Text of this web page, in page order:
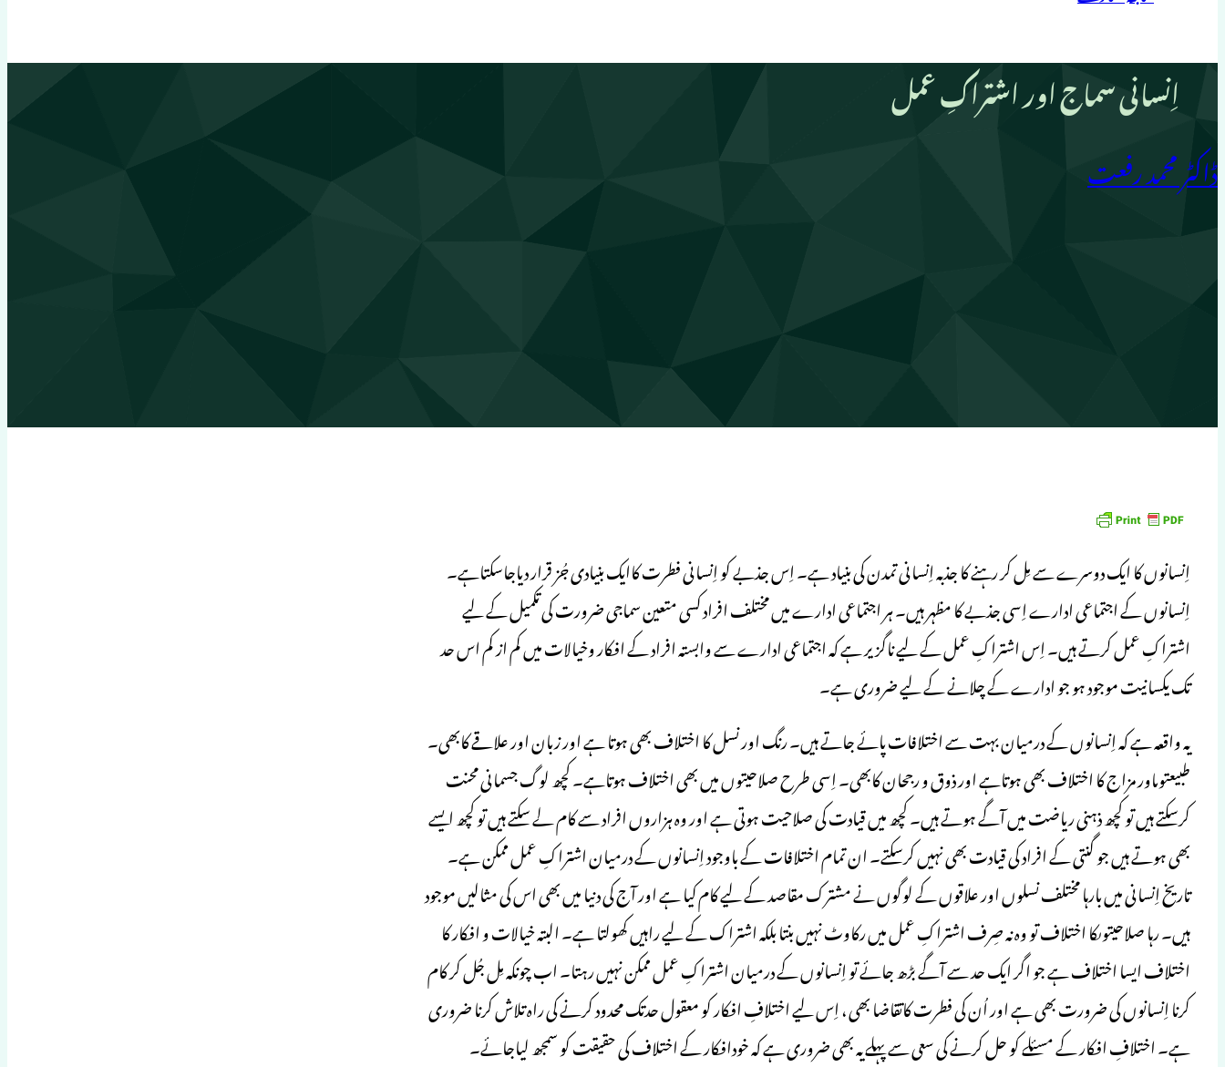
اِنسانی سماج اور اشتراکِ عمل
ڈاکٹر محمد رفعت
اِنسانوں کا ایک دوسرے سے مِل کر رہنے کا جذبہ اِنسانی تمدن کی بنیاد ہے۔ اِس جذبے کو اِنسانی فطرت کاایک بنیادی جُز قرار دیاجاسکتاہے۔
اِنسانوں کے اجتماعی ادارے اِسی جذبے کا مظہر ہیں۔ ہر اجتماعی ادارے میں مختلف افراد کسی متعین سماجی ضرورت کی تکمیل کے لیے
اشتراکِ عمل کرتے ہیں۔ اِس اشتراکِ عمل کے لیے ناگزیر ہے کہ اجتماعی ادارے سے وابستہ افراد کے افکار وخیالات میں کم از کم اس حد
تک یکسانیت موجود ہو جو ادارے کے چلانے کے لیے ضروری ہے۔
یہ واقعہ ہے کہ اِنسانوں کے درمیان بہت سے اختلافات پائے جاتے ہیں۔ رنگ اور نسل کا اختلاف بھی ہوتا ہے اور زبان اور علاقے کابھی۔
طبیعتوںاور مزاج کا اختلاف بھی ہوتاہے اور ذوق و رجحان کابھی۔ اِسی طرح صلاحیتوں میں بھی اختلاف ہوتاہے۔ کچھ لوگ جسمانی محنت
کرسکتے ہیں تو کچھ ذہنی ریاضت میں آگے ہوتے ہیں۔ کچھ میں قیادت کی صلاحیت ہوتی ہے اور وہ ہزاروں افراد سے کام لے سکتے ہیں تو کچھ ایسے
بھی ہوتے ہیں جو گنتی کے افراد کی قیادت بھی نہیں کرسکتے۔ ان تمام اختلافات کے باوجود اِنسانوں کے درمیان اشتراکِ عمل ممکن ہے۔
تاریخ اِنسانی میں بارہا مختلف نسلوں اور علاقوں کے لوگوں نے مشترک مقاصد کے لیے کام کیا ہے اور آج کی دنیا میں بھی اس کی مثالیں موجود
ہیں۔ رہا صلاحیتوںکا اختلاف تو وہ نہ صِرف اشتراکِ عمل میں رکاوٹ نہیں بنتا بلکہ اشتراک کے لیے راہیں کھولتا ہے۔ البتہ خیالات و افکار کا
اختلاف ایسا اختلاف ہے جو اگر ایک حد سے آگے بڑھ جائے تو اِنسانوں کے درمیان اشتراکِ عمل ممکن نہیں رہتا۔ اب چونکہ مِل جُل کر کام
کرنا اِنسانوں کی ضرورت بھی ہے اور اُن کی فطرت کاتقاضا بھی ، اِس لیے اختلافِ افکار کو معقول حدتک محدود کرنے کی راہ تلاش کرنا ضروری
ہے۔ اختلافِ افکار کے مسئلے کو حل کرنے کی سعی سے پہلے یہ بھی ضروری ہے کہ خودافکار کے اختلاف کی حقیقت کو سمجھ لیاجائے۔